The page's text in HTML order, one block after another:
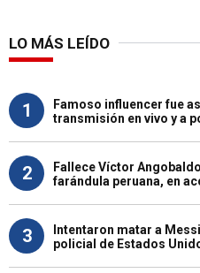
LO MÁS LEÍDO
1
Famoso influencer fue
transmisión en vivo y a
2
Fallece Víctor
farándula peruana, en
3
Intentaron matar a
policial de Estados